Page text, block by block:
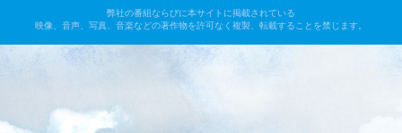
弊社の番組ならびに本サイトに掲載されている
映像、音声、写真、音楽などの著作物を許可なく複製、転載することを禁じます。